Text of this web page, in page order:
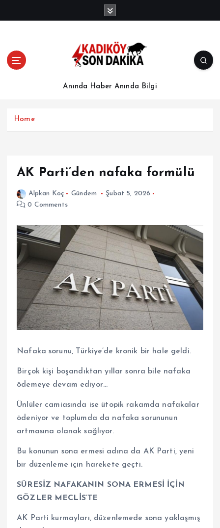
Anında Haber Anında Bilgi
Home
AK Parti’den nafaka formülü
Alpkan Koç Gündem
Şubat 5, 2026
0 Comments
Nafaka sorunu, Türkiye’de kronik bir hale geldi.
Birçok kişi boşandıktan yıllar sonra bile nafaka
ödemeye devam ediyor…
Ünlüler camiasında ise ütopik rakamda nafakalar
ödeniyor ve toplumda da nafaka sorununun
artmasına olanak sağlıyor.
Bu konunun sona ermesi adına da AK Parti, yeni
bir düzenleme için harekete geçti.
SÜRESİZ NAFAKANIN SONA ERMESİ İÇİN
GÖZLER MECLİS’TE
AK Parti kurmayları, düzenlemede sona yaklaşmış